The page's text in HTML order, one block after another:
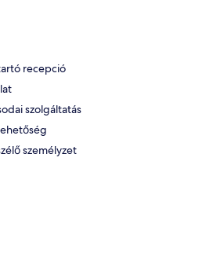
recepció
szolgáltatás
személyzet